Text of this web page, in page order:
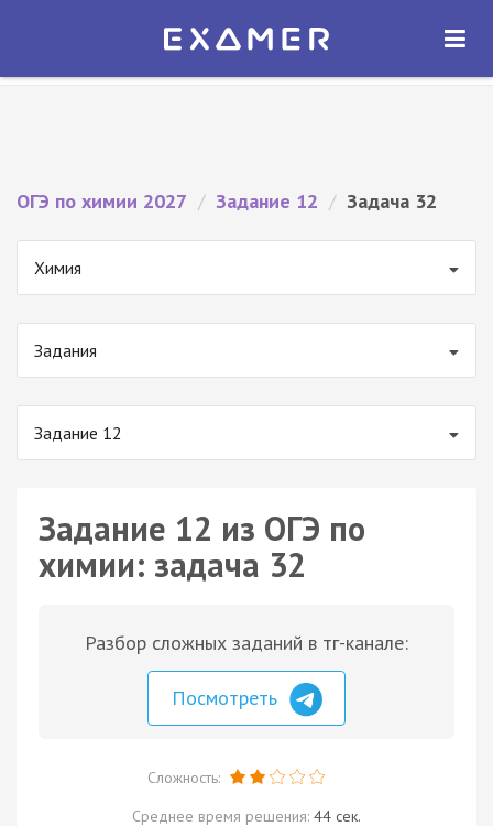
Экзамер — ЕГЭ 2027
ОТКРЫТЬ
ОГЭ по химии 2027 / Задание 12 / Задача 32
Химия
Задания
Задание 12
Задание 12 из ОГЭ по
химии: задача 32
Разбор сложных заданий в тг-канале:
Посмотреть
Сложность:
Среднее время решения: 44 сек.